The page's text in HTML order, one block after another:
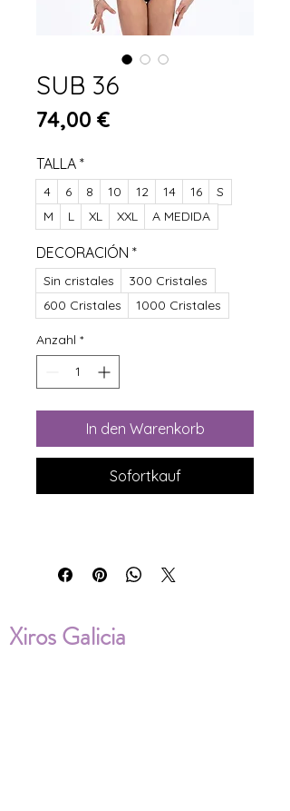
SUB 36
74,00 €
TALLA *
4 6 8 10 12 14 16
S
M
L XL XXL A MEDIDA
DECORACIÓN *
Sin cristales
300 Cristales
600 Cristales
1000 Cristales
Anzahl *
In den Warenkorb
Sofortkauf
Xiros Galicia